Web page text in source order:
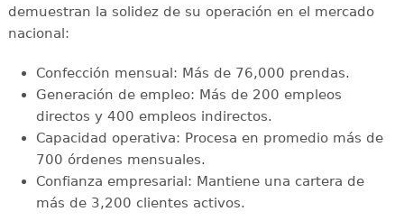
demuestran la solidez de su operación en el mercado
nacional:
Confección mensual: Más de 76,000 prendas.
Generación de empleo: Más de 200 empleos
directos y 400 empleos indirectos.
Capacidad operativa: Procesa en promedio más de
700 órdenes mensuales.
Confianza empresarial: Mantiene una cartera de
más de 3,200 clientes activos.